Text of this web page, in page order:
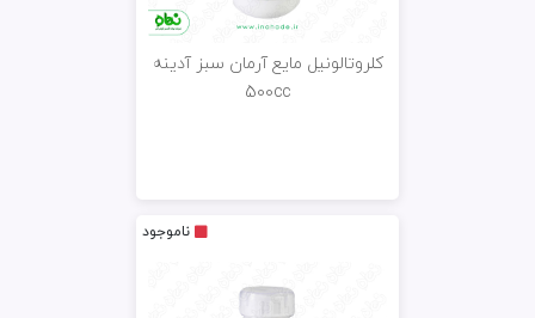
کلروتالونیل مایع آرمان سبز آدینه
500cc
ناموجود